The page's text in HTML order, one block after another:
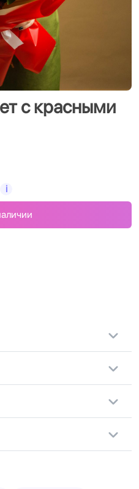
с красными
i